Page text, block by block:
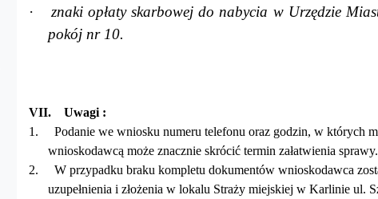
·
znaki opłaty skarbowej do nabycia w Urzędzie
pokój nr 10.
VII.
Uwagi :
1.
Podanie we wniosku numeru telefonu oraz godzin, w których
wnioskodawcą może znacznie skrócić termin załatwienia sprawy.
2.
W przypadku braku kompletu dokumentów wnioskodawca
uzupełnienia i złożenia w lokalu Straży miejskiej w Karlinie ul.